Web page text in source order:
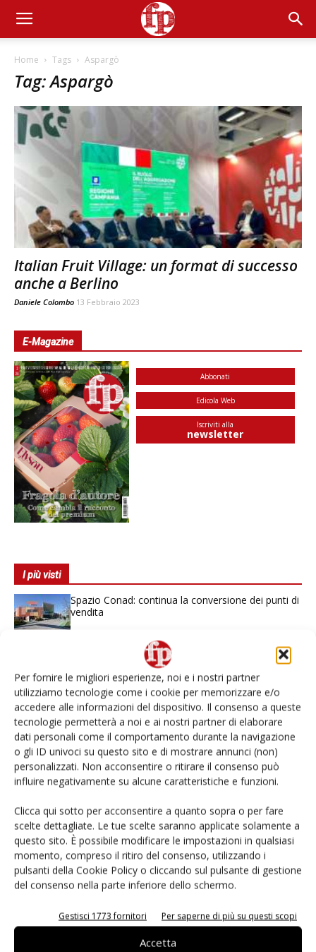
Per fornire le migliori esperienze, noi e i nostri partner
utilizziamo tecnologie come i cookie per memorizzare e/o
accedere alle informazioni del dispositivo. Il consenso a queste
tecnologie permetterà a noi e ai nostri partner di elaborare
dati personali come il comportamento durante la navigazione
o gli ID univoci su questo sito e di mostrare annunci (non)
personalizzati. Non acconsentire o ritirare il consenso può
influire negativamente su alcune caratteristiche e funzioni.
Clicca qui sotto per acconsentire a quanto sopra o per fare
scelte dettagliate. Le tue scelte saranno applicate solamente a
questo sito. È possibile modificare le impostazioni in qualsiasi
momento, compreso il ritiro del consenso, utilizzando i
pulsanti della Cookie Policy o cliccando sul pulsante di gestione
del consenso nella parte inferiore dello schermo.
Gestisci 1773 fornitori Per saperne di più su questi scopi
Accetta
Home Tags Aspargò
Tag: Aspargò
Italian Fruit Village: un format di successo
anche a Berlino
Daniele Colombo 13 Febbraio 2023
E-Magazine
Abbonati
Edicola Web
Iscriviti alla
newsletter
I più visti
Spazio Conad: continua la conversione dei punti di
vendita
Non è una susina: è Metis… e può rivoluzionare la
L’ortofrutta di Extra Supermercati tra localismo e
Ai #Repartofresh
Andamento prezzi ortofrutta in Italia al 27 luglio
2026
Apofruit, estate da record per il bio: Canova e
ViviToscano crescono a doppia cifra